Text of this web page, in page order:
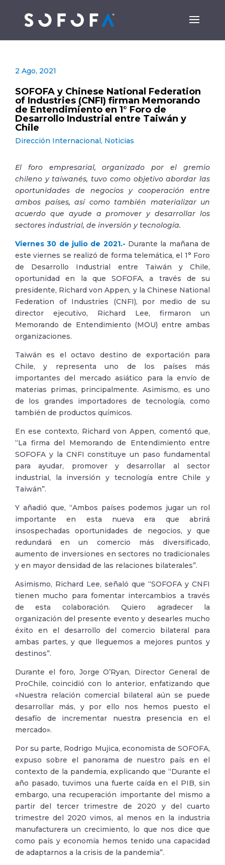
2 Ago, 2021
SOFOFA y Chinese National Federation
of Industries (CNFI) firman Memorando
de Entendimiento en 1° Foro de
Desarrollo Industrial entre Taiwán y
Chile
Dirección Internacional, Noticias
El foro empresarial, organizado por el gremio
chileno y taiwanés, tuvo como objetivo abordar las
oportunidades de negocios y cooperación entre
ambos países, así como también materializar un
acuerdo que ayude a promover y desarrollar los
sectores industrial, de inversión y tecnología.
Viernes 30 de julio de 2021.- Durante la mañana de
este viernes se realizó de forma telemática, el 1° Foro
de Desarrollo Industrial entre Taiwán y Chile,
oportunidad en la que SOFOFA, a través de su
presidente, Richard von Appen, y la Chinese National
Federation of Industries (CNFI), por medio de su
director ejecutivo, Richard Lee, firmaron un
Memorando de Entendimiento (MOU) entre ambas
organizaciones.
Taiwán es el octavo destino de exportación para
Chile, y representa uno de los países más
importantes del mercado asiático para la envío de
materias primas, principalmente. Asimismo, es uno
de los grandes importadores de tecnología, como
también de productos químicos.
En ese contexto, Richard von Appen, comentó que,
“La firma del Memorando de Entendimiento entre
SOFOFA y la CNFI constituye un paso fundamental
para ayudar, promover y desarrollar al sector
industrial, la inversión y tecnología entre Chile y
Taiwán”.
Y añadió que, “Ambos países podemos jugar un rol
importante en esta nueva era que abrirá
insospechadas oportunidades de negocios, y que
redundará en un comercio más diversificado,
aumento de inversiones en sectores no tradicionales
y en mayor densidad de las relaciones bilaterales”.
Asimismo, Richard Lee, señaló que “SOFOFA y CNFI
tienen mucho para fomentar intercambios a través
de esta colaboración. Quiero agradecer la
organización del presente evento y desearles mucho
éxito en el desarrollo del comercio bilateral para
ambas partes, y que lleguemos a mejores puntos y
destinos”.
Durante el foro, Jorge O’Ryan, Director General de
ProChile, coincidió con lo anterior, enfatizando que
«Nuestra relación comercial bilateral aún se puede
desarrollar más, y por ello nos hemos puesto el
desafío de incrementar nuestra presencia en el
mercado».
Por su parte, Rodrigo Mujica, economista de SOFOFA,
expuso sobre el panorama de nuestro país en el
contexto de la pandemia, explicando que “Durante el
año pasado, tuvimos una fuerte caída en el PIB, sin
embargo, una recuperación importante del mismo a
partir del tercer trimestre de 2020 y del cuarto
trimestre del 2020 vimos, al menos en la industria
manufacturera un crecimiento, lo que nos dice que
como país y economía hemos tenido una capacidad
de adaptarnos a la crisis de la pandemia”.